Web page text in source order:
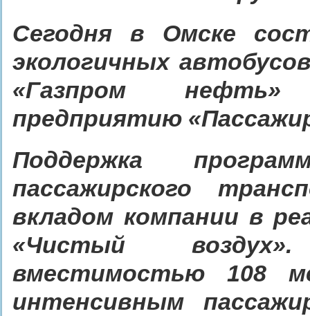
Сегодня в Омске
экологичных
«Газпром нефть»
предприятию
Поддержка
пассажирского
вкладом компании в
«Чистый
вместимостью 108
интенсивным